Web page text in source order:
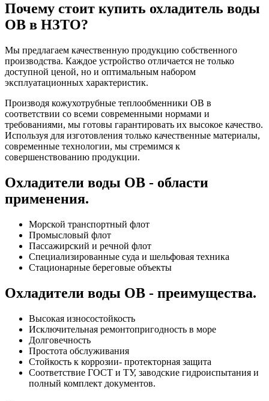
Почему стоит купить охладитель воды
ОВ в НЗТО?
Мы предлагаем качественную продукцию собственного
производства. Каждое устройство отличается не только
доступной ценой, но и оптимальным набором
эксплуатационных характеристик.
Производя кожухотрубные теплообменники ОВ в
соответствии со всеми современными нормами и
требованиями, мы готовы гарантировать их высокое качество.
Используя для изготовления только качественные материалы,
современные технологии, мы стремимся к
совершенствованию продукции.
Охладители воды ОВ - области
применения.
Морской транспортный флот
Промысловый флот
Пассажирский и речной флот
Специализированные суда и шельфовая техника
Стационарные береговые объекты
Охладители воды ОВ - преимущества.
Высокая износостойкость
Исключительная ремонтопригодность в море
Долговечность
Простота обслуживания
Стойкость к коррозии- протекторная защита
Соответствие ГОСТ и ТУ, заводские гидроиспытания и
полный комплект документов.